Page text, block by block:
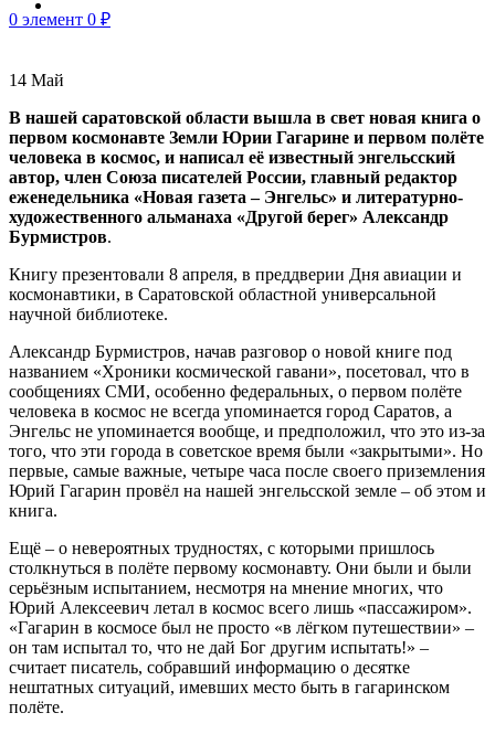
0 элемент 0 ₽
14 Май
В нашей саратовской области вышла в свет новая книга о
первом космонавте Земли Юрии Гагарине и первом полёте
человека в космос, и написал её известный энгельсский
автор, член Союза писателей России, главный редактор
еженедельника «Новая газета – Энгельс» и литературно-
художественного альманаха «Другой берег» Александр
Бурмистров.
Книгу презентовали 8 апреля, в преддверии Дня авиации и
космонавтики, в Саратовской областной универсальной
научной библиотеке.
Александр Бурмистров, начав разговор о новой книге под
названием «Хроники космической гавани», посетовал, что в
сообщениях СМИ, особенно федеральных, о первом полёте
человека в космос не всегда упоминается город Саратов, а
Энгельс не упоминается вообще, и предположил, что это из-за
того, что эти города в советское время были «закрытыми». Но
первые, самые важные, четыре часа после своего приземления
Юрий Гагарин провёл на нашей энгельсской земле – об этом и
книга.
Ещё – о невероятных трудностях, с которыми пришлось
столкнуться в полёте первому космонавту. Они были и были
серьёзным испытанием, несмотря на мнение многих, что
Юрий Алексеевич летал в космос всего лишь «пассажиром».
«Гагарин в космосе был не просто «в лёгком путешествии» –
он там испытал то, что не дай Бог другим испытать!» –
считает писатель, собравший информацию о десятке
нештатных ситуаций, имевших место быть в гагаринском
полёте.